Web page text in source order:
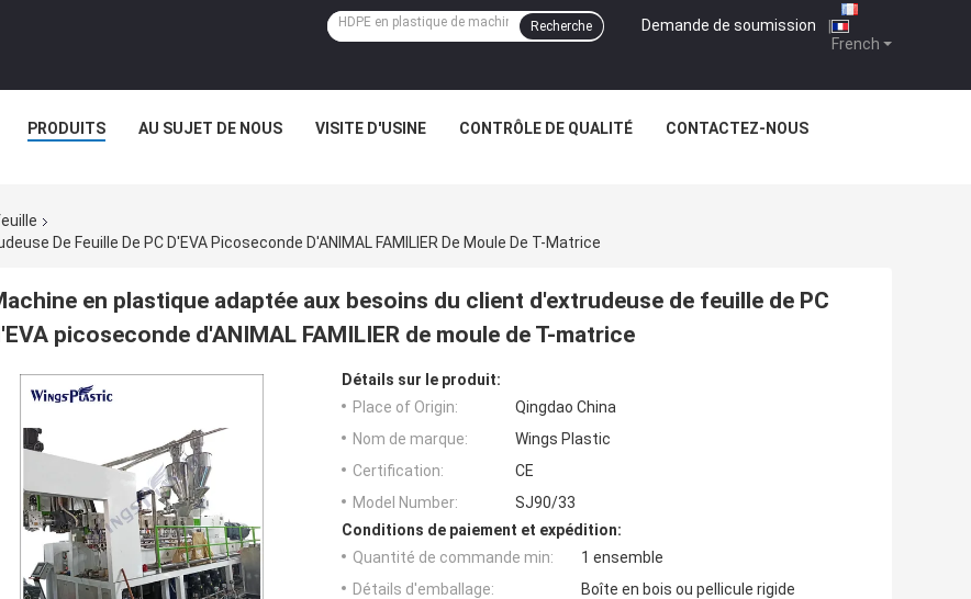
French
Demande de soumission |
Recherche
PRODUITS AU SUJET DE NOUS VISITE D'USINE CONTRÔLE DE QUALITÉ CONTACTEZ-NOUS
De Feuille De PC D'EVA Picoseconde D'ANIMAL FAMILIER De Moule De T-Matrice
en plastique adaptée aux besoins du client d'extrudeuse de feuille de PC
picoseconde d'ANIMAL FAMILIER de moule de T-matrice
Détails sur le produit:
Place of Origin:
Qingdao China
Nom de marque:
Wings Plastic
Certification:
CE
Model Number:
SJ90/33
Conditions de paiement et expédition:
Quantité de commande min:
1 ensemble
Détails d'emballage:
Boîte en bois ou pellicule rigide